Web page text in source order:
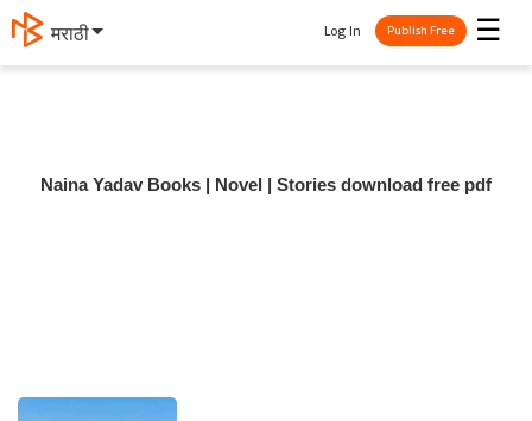
मराठी ☰
Log In Publish Free
Naina Yadav Books | Novel | Stories download free pdf